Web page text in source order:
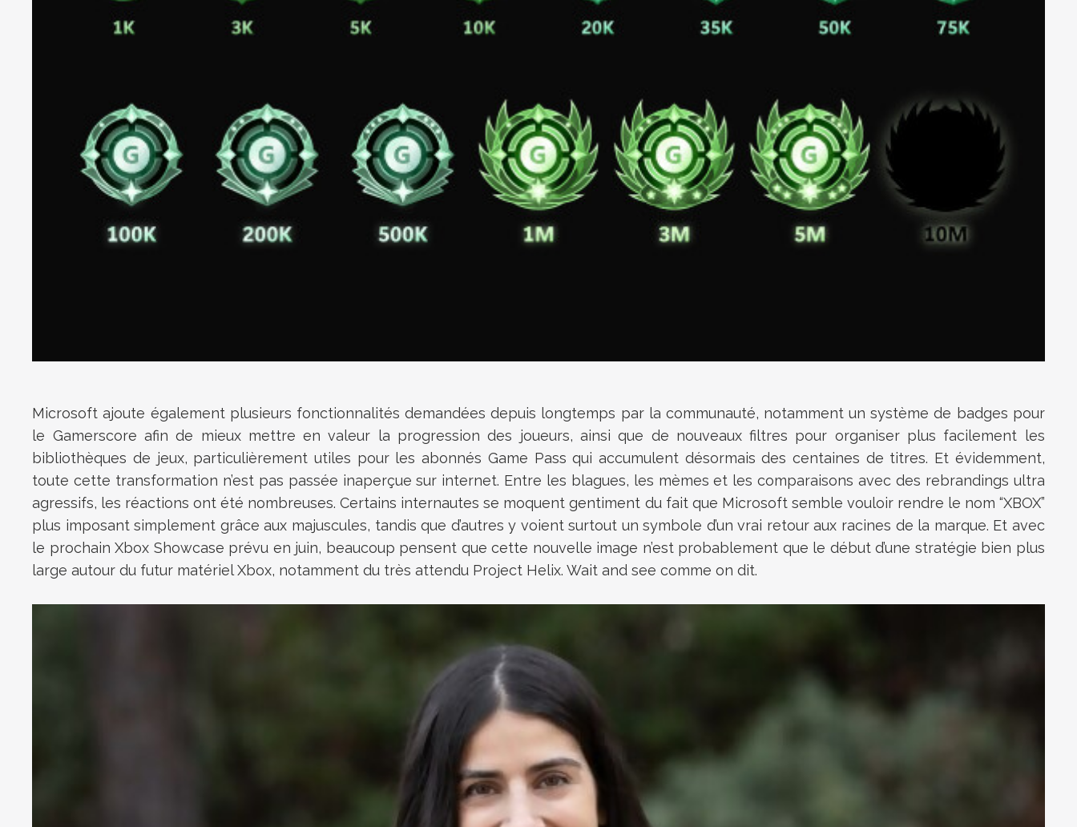
Microsoft ajoute également plusieurs fonctionnalités demandées depuis longtemps par la communauté, notamment un système de badges pour
le Gamerscore afin de mieux mettre en valeur la progression des joueurs, ainsi que de nouveaux filtres pour organiser plus facilement les
bibliothèques de jeux, particulièrement utiles pour les abonnés Game Pass qui accumulent désormais des centaines de titres. Et évidemment,
toute cette transformation n’est pas passée inaperçue sur internet. Entre les blagues, les mèmes et les comparaisons avec des rebrandings ultra
agressifs, les réactions ont été nombreuses. Certains internautes se moquent gentiment du fait que Microsoft semble vouloir rendre le nom “XBOX”
plus imposant simplement grâce aux majuscules, tandis que d’autres y voient surtout un symbole d’un vrai retour aux racines de la marque. Et avec
le prochain Xbox Showcase prévu en juin, beaucoup pensent que cette nouvelle image n’est probablement que le début d’une stratégie bien plus
large autour du futur matériel Xbox, notamment du très attendu Project Helix. Wait and see comme on dit.